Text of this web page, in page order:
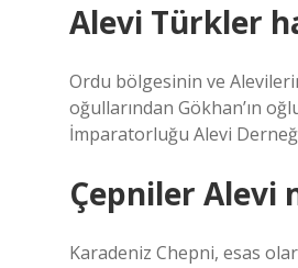
Alevi Türkler
Ordu bölgesinin ve
oğullarından Gökhan’ın
İmparatorluğu Alevi
Çepniler Alevi
Karadeniz Chepni, esas